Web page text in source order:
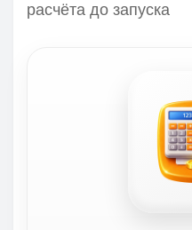
расчёта до запуска